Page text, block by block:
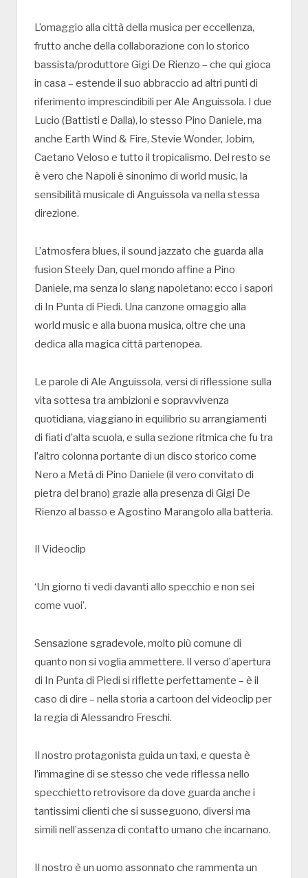
L’omaggio alla città della musica per eccellenza,
frutto anche della collaborazione con lo storico
bassista/produttore Gigi De Rienzo – che qui gioca
in casa – estende il suo abbraccio ad altri punti di
riferimento imprescindibili per Ale Anguissola. I due
Lucio (Battisti e Dalla), lo stesso Pino Daniele, ma
anche Earth Wind & Fire, Stevie Wonder, Jobim,
Caetano Veloso e tutto il tropicalismo. Del resto se
è vero che Napoli è sinonimo di world music, la
sensibilità musicale di Anguissola va nella stessa
direzione.
L’atmosfera blues, il sound jazzato che guarda alla
fusion Steely Dan, quel mondo affine a Pino
Daniele, ma senza lo slang napoletano: ecco i sapori
di In Punta di Piedi. Una canzone omaggio alla
world music e alla buona musica, oltre che una
dedica alla magica città partenopea.
Le parole di Ale Anguissola, versi di riflessione sulla
vita sottesa tra ambizioni e sopravvivenza
quotidiana, viaggiano in equilibrio su arrangiamenti
di fiati d’alta scuola, e sulla sezione ritmica che fu tra
l’altro colonna portante di un disco storico come
Nero a Metà di Pino Daniele (il vero convitato di
pietra del brano) grazie alla presenza di Gigi De
Rienzo al basso e Agostino Marangolo alla batteria.
Il Videoclip
‘Un giorno ti vedi davanti allo specchio e non sei
come vuoi’.
Sensazione sgradevole, molto più comune di
quanto non si voglia ammettere. Il verso d’apertura
di In Punta di Piedi si riflette perfettamente – è il
caso di dire – nella storia a cartoon del videoclip per
la regia di Alessandro Freschi.
Il nostro protagonista guida un taxi, e questa è
l’immagine di se stesso che vede riflessa nello
specchietto retrovisore da dove guarda anche i
tantissimi clienti che si susseguono, diversi ma
simili nell’assenza di contatto umano che incarnano.
Il nostro è un uomo assonnato che rammenta un